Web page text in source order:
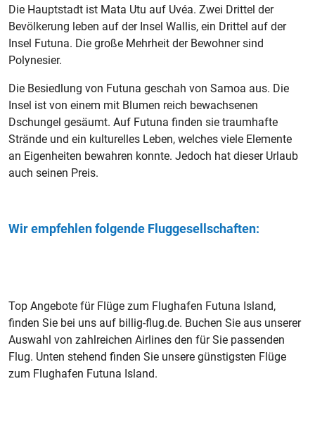
Die Hauptstadt ist Mata Utu auf Uvéa. Zwei Drittel der
Bevölkerung leben auf der Insel Wallis, ein Drittel auf der
Insel Futuna. Die große Mehrheit der Bewohner sind
Polynesier.
Die Besiedlung von Futuna geschah von Samoa aus. Die
Insel ist von einem mit Blumen reich bewachsenen
Dschungel gesäumt. Auf Futuna finden sie traumhafte
Strände und ein kulturelles Leben, welches viele Elemente
an Eigenheiten bewahren konnte. Jedoch hat dieser Urlaub
auch seinen Preis.
Wir empfehlen folgende Fluggesellschaften:
Top Angebote für Flüge zum Flughafen Futuna Island,
finden Sie bei uns auf billig-flug.de. Buchen Sie aus unserer
Auswahl von zahlreichen Airlines den für Sie passenden
Flug. Unten stehend finden Sie unsere günstigsten Flüge
zum Flughafen Futuna Island.